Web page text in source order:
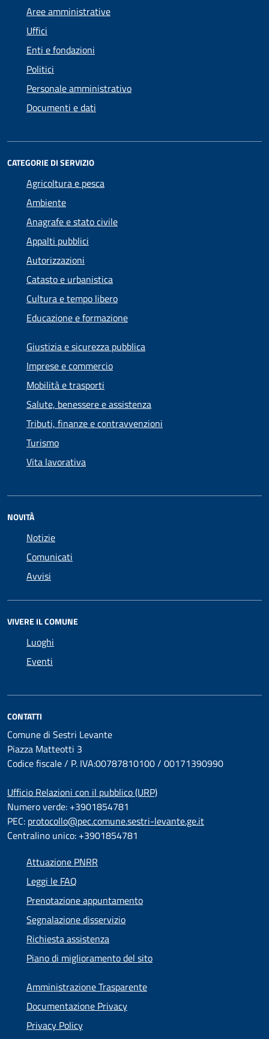
Aree amministrative
Uffici
Enti e fondazioni
Politici
Personale amministrativo
Documenti e dati
CATEGORIE DI SERVIZIO
Agricoltura e pesca
Ambiente
Anagrafe e stato civile
Appalti pubblici
Autorizzazioni
Catasto e urbanistica
Cultura e tempo libero
Educazione e formazione
Giustizia e sicurezza pubblica
Imprese e commercio
Mobilità e trasporti
Salute, benessere e assistenza
Tributi, finanze e contravvenzioni
Turismo
Vita lavorativa
NOVITÀ
Notizie
Comunicati
Avvisi
VIVERE IL COMUNE
Luoghi
Eventi
CONTATTI
Comune di Sestri Levante
Piazza Matteotti 3
Codice fiscale / P. IVA:00787810100 / 00171390990
Ufficio Relazioni con il pubblico (URP)
Numero verde: +3901854781
PEC: protocollo@pec.comune.sestri-levante.ge.it
Centralino unico: +3901854781
Attuazione PNRR
Leggi le FAQ
Prenotazione appuntamento
Segnalazione disservizio
Richiesta assistenza
Piano di miglioramento del sito
Amministrazione Trasparente
Documentazione Privacy
Privacy Policy